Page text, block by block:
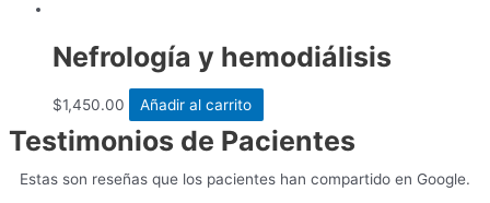
Nefrología y hemodiálisis
$1,450.00 Añadir al carrito
Testimonios de Pacientes
Estas son reseñas que los pacientes han compartido en Google.